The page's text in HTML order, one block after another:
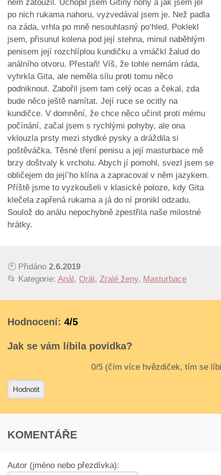
něm zatoužil. Uchopil jsem Gitiny nohy a jak jsem jel
po nich rukama nahoru, vyzvedával jsem je. Než padla
na záda, vrhla po mně nesouhlasný po‘hled. Poklekl
jsem, přisunul kolena pod její stehna, minul naběhlým
penisem její rozchlíplou kundičku a vmáčkl žalud do
análního otvoru. Přestaň! Víš, že tohle nemám ráda,
vyhrkla Gita, ale neměla sílu proti tomu něco
podniknout. Zabořil jsem tam celý ocas a čekal, zda
bude něco ještě namítat. Její ruce se ocitly na
kundičce. V domnění, že chce něco učinit proti mému
počínání, začal jsem s rychlými pohyby, ale ona
vklouzla prsty mezi stydké pysky a dráždila si
poštěváčka. Těsné tření penisu a její masturbace mě
brzy doštvaly k vrcholu. Abych jí pomohl, svezl jsem se
obličejem do její’ho klína a zapracoval v něm jazykem.
Příště jsme to vyzkoušeli v klasické poloze, kdy Gita
klečela zapřená rukama a já do ní pronikl odzadu.
Soulož do análu nepochybně zpestřila naše milostné
hrátky.
🕙 Přidáno 2.6.2019
📂 Kategorie: Anál , Orál , Zralé ženy, Masturbace
Hodnocení: 4/5
Jak se vám líbila povídka?
Hodnotit
KOMENTÁŘE
Autor (jméno nebo přezdívka):